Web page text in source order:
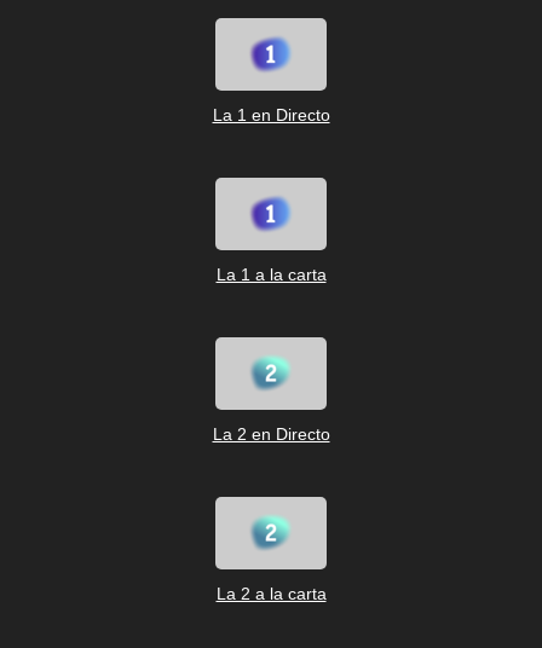
La 1 en Directo
La 1 a la carta
La 2 en Directo
La 2 a la carta